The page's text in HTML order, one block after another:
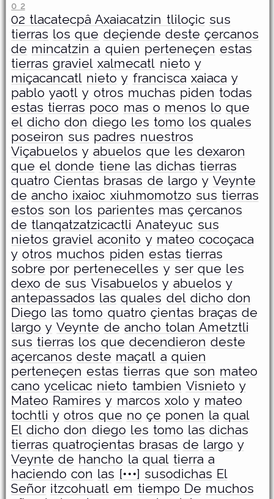
0 2
­02 tlacatecpâ Axaiacatzin tliloçic sus
tierras los que deçiende deste çercanos
de mincatzin a quien perteneçen estas
tierras graviel xalmecatl nieto y
miçacancatl nieto y francisca xaiaca y
pablo yaotl y otros muchas piden todas
estas tierras poco mas o menos lo que
el dicho don diego les tomo los quales
poseiron sus padres nuestros
Viçabuelos y abuelos que les dexaron
que el donde tiene las dichas tierras
quatro Cientas brasas de largo y Veynte
de ancho ixaioc xiuhmomotzo sus tierras
estos son los parientes mas çercanos
de tlanqatzatzicactli Anateyuc sus
nietos graviel aconito y mateo cocoçaca
y otros muchos piden estas tierras
sobre por pertenecelles y ser que les
dexo de sus Visabuelos y abuelos y
antepassados las quales del dicho don
Diego las tomo quatro çientas braças de
largo y Veynte de ancho tolan Ametztli
sus tierras los que decendieron deste
açercanos deste maçatl a quien
perteneçen estas tierras que son mateo
cano ycelicac nieto tambien Visnieto y
Mateo Ramires y marcos xolo y mateo
tochtli y otros que no çe ponen la qual
El dicho don diego les tomo las dichas
tierras quatroçientas brasas de largo y
Veynte de hancho la qual tierra a
haciendo con las [•••] susodichas El
Señor itzcohuatl em tiempo De muchos